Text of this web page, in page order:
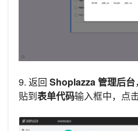
9. 返回 Shoplazza 管理后台
贴到表单代码输入框中，点